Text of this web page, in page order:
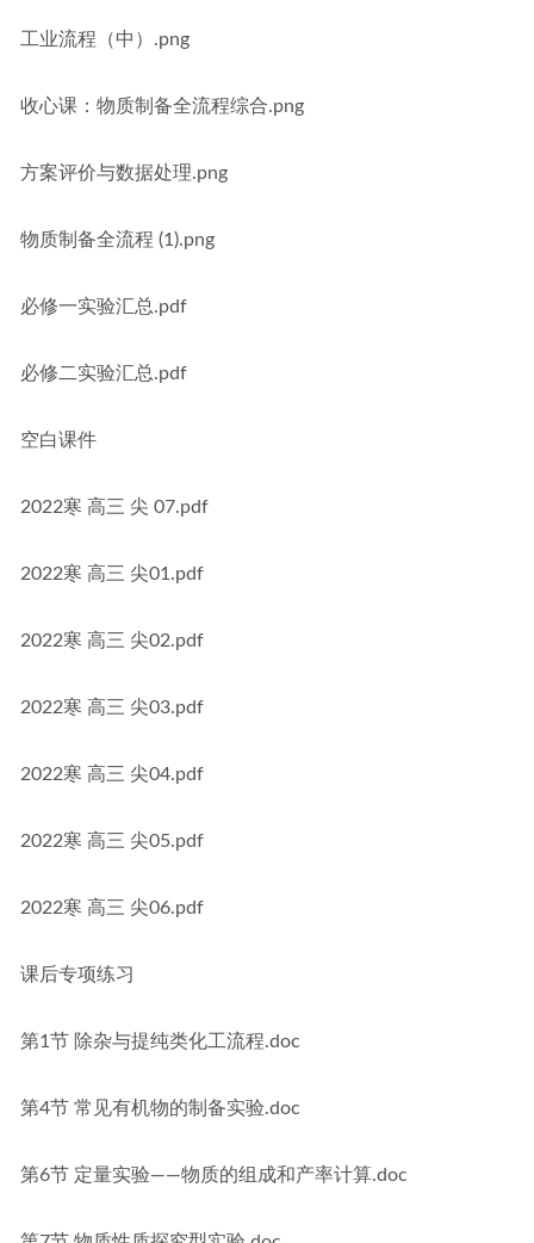
工业流程（中）.png
收心课：物质制备全流程综合.png
方案评价与数据处理.png
物质制备全流程 (1).png
必修一实验汇总.pdf
必修二实验汇总.pdf
空白课件
2022寒 高三 尖 07.pdf
2022寒 高三 尖01.pdf
2022寒 高三 尖02.pdf
2022寒 高三 尖03.pdf
2022寒 高三 尖04.pdf
2022寒 高三 尖05.pdf
2022寒 高三 尖06.pdf
课后专项练习
第1节 除杂与提纯类化工流程.doc
第4节 常见有机物的制备实验.doc
第6节 定量实验——物质的组成和产率计算.doc